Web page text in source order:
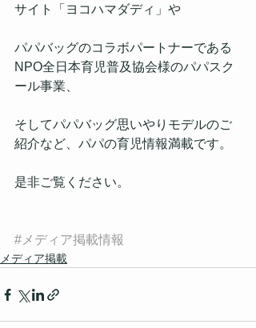
サイト「ヨコハマダディ」や
パパバッグのコラボパートナーである
NPO全日本育児普及協会様のパパスク
ール事業、
そしてパパバッグ思いやりモデルのご
紹介など、パパの育児情報満載です。
是非ご覧ください。
#メディア掲載情報
メディア掲載